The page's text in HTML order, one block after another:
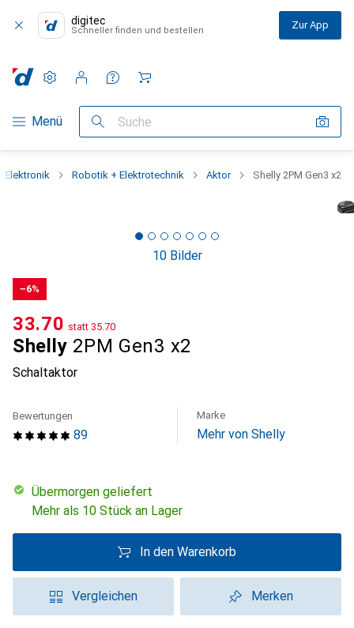
digitec
Schneller finden und bestellen Zur App
Navigation nach Kategorien
Menü Suche
Einstellungen
Kundenkonto
Vergleichslisten
Merklisten
Warenkorb
Elektronik Robotik + Elektrotechnik Aktor Shelly 2PM Gen3 x2
10 Bilder
−6%
Shelly 2PM Gen3 x2
Schaltaktor
CHF
33.70 statt CHF
35.70
89
Bewertungen Marke
Mehr von Shelly
übermorgen geliefert
Mehr als 10 Stück an Lager
In den Warenkorb
Vergleichen Merken